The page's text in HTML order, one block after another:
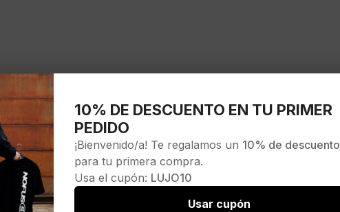
10% DE DESCUENTO EN TU PRIMER
PEDIDO
¡Bienvenido/a! Te regalamos un 10% de descuento
para tu primera compra.
Usa el cupón: LUJO10
Usar cupón